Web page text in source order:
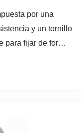
por una
y un tornillo
fijar de forma
en
y una gran